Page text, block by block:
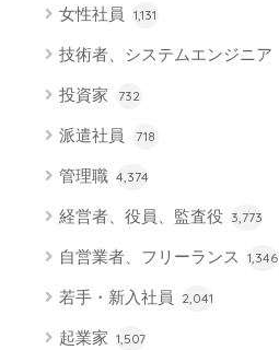
女性社員 1,131
技術者、システムエンジニア
投資家 732
派遣社員 718
管理職 4,374
経営者、役員、監査役 3,773
自営業者、フリーランス 1,346
若手・新入社員 2,041
起業家 1,507